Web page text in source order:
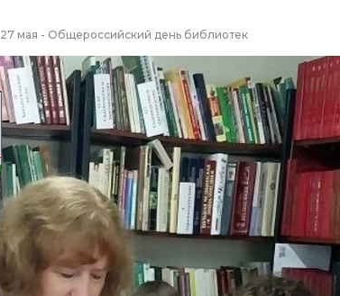
27 мая - Общероссийский день библиотек